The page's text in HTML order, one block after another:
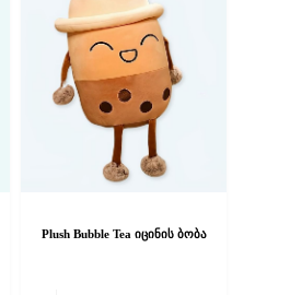
Plush Bubble Tea იცინის ბობა